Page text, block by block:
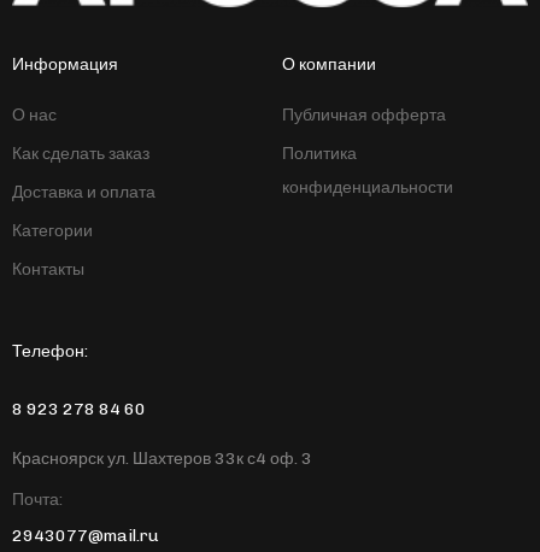
Информация
О нас
Как сделать заказ
Доставка и оплата
Категории
Контакты
О компании
Публичная офферта
Политика
конфиденциальности
Телефон:
8 923 278 84 60
Красноярск ул. Шахтеров 33к с4 оф. 3
Почта:
2943077@mail.ru